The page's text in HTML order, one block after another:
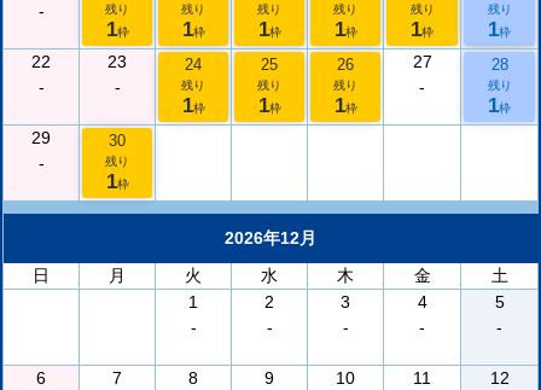
-
残り
1枠
残り
1枠
残り
1枠
残り
1枠
残り
1枠
残り
1枠
22
-
23
-
24
残り
1枠
25
残り
1枠
26
残り
1枠
27
-
28
残り
1枠
29
-
30
残り
1枠
2026年12月
日
月 火 水 木 金
土
1
-
2
-
3
-
4
-
5
-
6
7
8
9
10
11
12